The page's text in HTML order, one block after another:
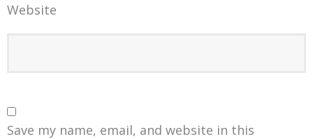
Website
Save my name, email, and website in this